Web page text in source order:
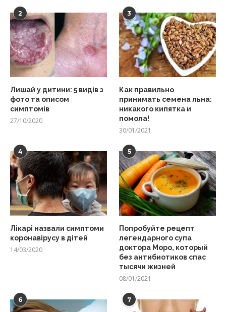
2
Лишай у дитини: 5 видів з
фото та описом
симптомів
27/10/2020
3
Как правильно
принимать семена льна:
никакого кипятка и
помола!
30/01/2021
4
Лікарі назвали симптоми
коронавірусу в дітей
14/03/2020
5
Попробуйте рецепт
легендарного супа
доктора Моро, который
без антибиотиков спас
тысячи жизней
08/01/2021
6 7